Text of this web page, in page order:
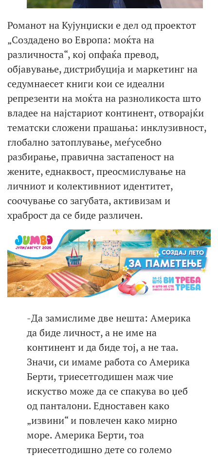
Романот на Кујунџиски е дел од проектот
„Создадено во Европа: моќта на
различноста“, кој опфаќа превод,
објавување, дистрибуција и маркетинг на
седумнаесет книги кои се идеални
репрезенти на моќта на разноликоста што
владее на најстариот континент, отворајќи
тематски сложени прашања: инклузивност,
глобално затоплување, меѓусебно
разбирање, правична застапеност на
жените, еднаквост, преосмислување на
личниот и колективниот идентитет,
соочување со загубата, активизам и
храброст да се биде различен.
-Да замислиме две нешта: Америка
да биде личност, а не име на
континент и да биде тој, а не таа.
Значи, си имаме работа со Америка
Берти, триесетгодишен маж чие
искуство може да се спакува во џеб
од панталони. Едноставен како
„извини“ и повлечен како мирно
море. Америка Берти, тоа
триесетгодишно дете со големо